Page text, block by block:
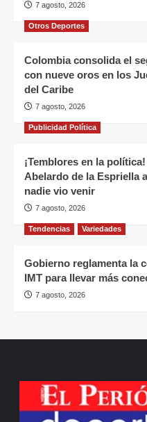
7 agosto, 2026
Otros Deportes
Colombia consolida el
con nueve oros en los
del Caribe
7 agosto, 2026
Publicidad Política
¡Temblores en la
Abelardo de la Espriella
nadie vio venir
7 agosto, 2026
Tendencias Variedades
Gobierno reglamenta la
IMT para llevar más
7 agosto, 2026